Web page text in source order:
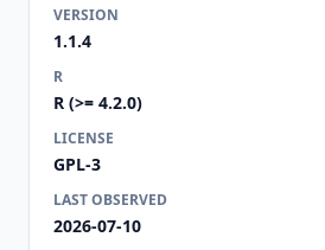
VERSION
1.1.4
R
R (>= 4.2.0)
LICENSE
GPL-3
LAST OBSERVED
2026-07-10